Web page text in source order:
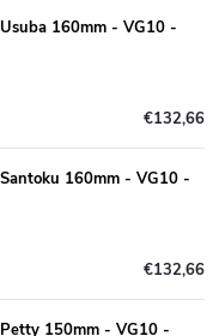
160mm - VG10 -
€132,66
160mm - VG10 -
€132,66
150mm - VG10 -